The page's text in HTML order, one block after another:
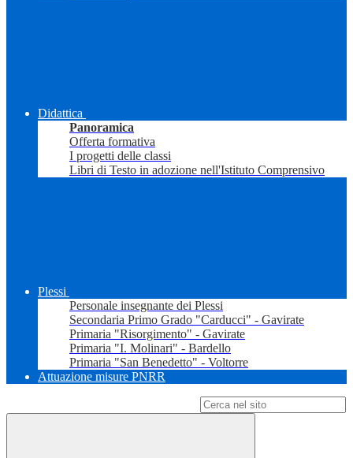
Didattica
Panoramica
Offerta formativa
I progetti delle classi
Libri di Testo in adozione nell'Istituto Comprensivo
Plessi
Personale insegnante dei Plessi
Secondaria Primo Grado "Carducci" - Gavirate
Primaria "Risorgimento" - Gavirate
Primaria "I. Molinari" - Bardello
Primaria "San Benedetto" - Voltorre
Attuazione misure PNRR